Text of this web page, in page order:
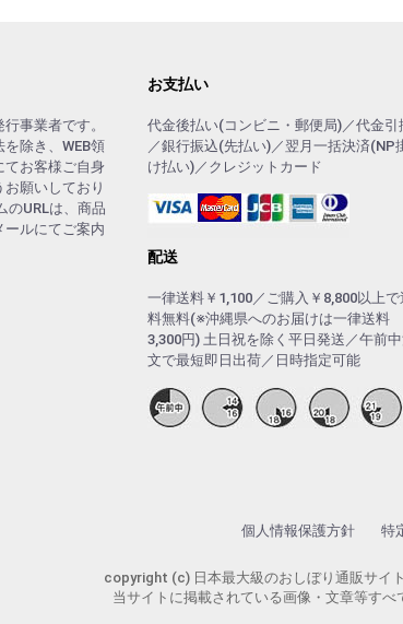
事業者です。
除き、WEB領
てお客様ご自身
願いしており
のURLは、商品
ールにてご案内
お支払い
代金後払い(コンビニ・郵便局)／代金引
／銀行振込(先払い)／翌月一括決済(NP
け払い)／クレジットカード
配送
一律送料￥1,100／ご購入￥8,800以上で
料無料(※沖縄県へのお届けは一律送料
3,300円) 土日祝を除く平日発送／午前
文で最短即日出荷／日時指定可能
個人情報保護方針 特
copyright (c) 日本最大級のおしぼり通販サイ
当サイトに掲載されている画像・文章等すべ